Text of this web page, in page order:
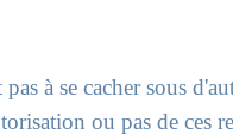
à se cacher sous
ou pas de ces